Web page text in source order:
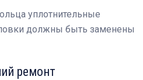
уплотнительные
должны быть заменены
ремонт